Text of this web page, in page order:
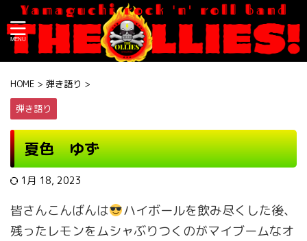
HOME > 弾き語り >
弾き語り
夏色 ゆず
1月 18, 2023
皆さんこんばんは
ハイボールを飲み尽くした後、
残ったレモンをムシャぶりつくのがマイブームなオ